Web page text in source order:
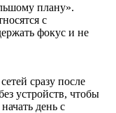
плану».
с
фокус и не
сразу после
устройств, чтобы
день с